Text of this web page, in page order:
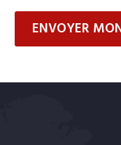
ENVOYER